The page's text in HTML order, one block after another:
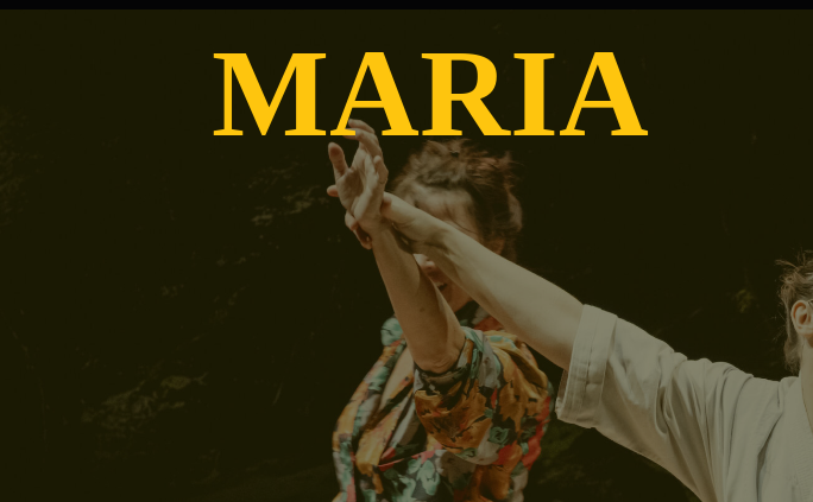
MARIA